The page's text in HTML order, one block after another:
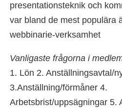
presentationsteknik och
var bland de mest populära
webbinarie-verksamhet
Vanligaste frågorna i
1. Lön 2. Anställningsavtal/
3.Anställning/förmåner 4.
Arbetsbrist/uppsägningar 5.